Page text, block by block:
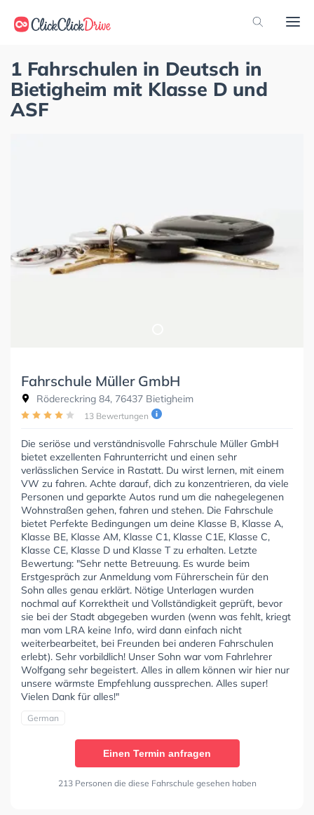
1 Fahrschulen in Deutsch in
Bietigheim mit Klasse D und
ASF
Fahrschule Müller GmbH
Rödereckring 84, 76437 Bietigheim
13 Bewertungen
Die seriöse und verständnisvolle Fahrschule Müller GmbH
bietet exzellenten Fahrunterricht und einen sehr
verlässlichen Service in Rastatt. Du wirst lernen, mit einem
VW zu fahren. Achte darauf, dich zu konzentrieren, da viele
Personen und geparkte Autos rund um die nahegelegenen
Wohnstraßen gehen, fahren und stehen. Die Fahrschule
bietet Perfekte Bedingungen um deine Klasse B, Klasse A,
Klasse BE, Klasse AM, Klasse C1, Klasse C1E, Klasse C,
Klasse CE, Klasse D und Klasse T zu erhalten. Letzte
Bewertung: "Sehr nette Betreuung. Es wurde beim
Erstgespräch zur Anmeldung vom Führerschein für den
Sohn alles genau erklärt. Nötige Unterlagen wurden
nochmal auf Korrektheit und Vollständigkeit geprüft, bevor
sie bei der Stadt abgegeben wurden (wenn was fehlt, kriegt
man vom LRA keine Info, wird dann einfach nicht
weiterbearbeitet, bei Freunden bei anderen Fahrschulen
erlebt). Sehr vorbildlich! Unser Sohn war vom Fahrlehrer
Wolfgang sehr begeistert. Alles in allem können wir hier nur
unsere wärmste Empfehlung aussprechen. Alles super!
Vielen Dank für alles!"
German
Einen Termin anfragen
213 Personen die diese Fahrschule gesehen haben